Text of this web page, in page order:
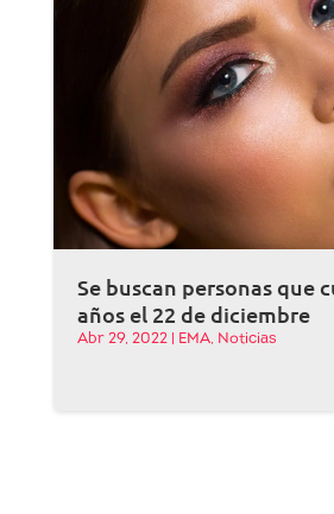
Se buscan personas que
años el 22 de diciembre
Abr 29, 2022| EMA, Noticias